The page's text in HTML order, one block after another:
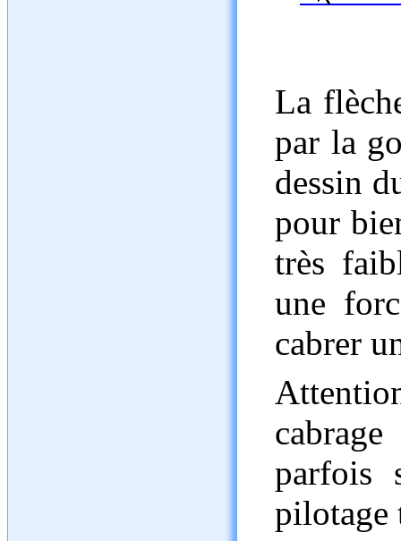
La
par la
dessin
pour
très
une
cabrer
parfois
pilotage